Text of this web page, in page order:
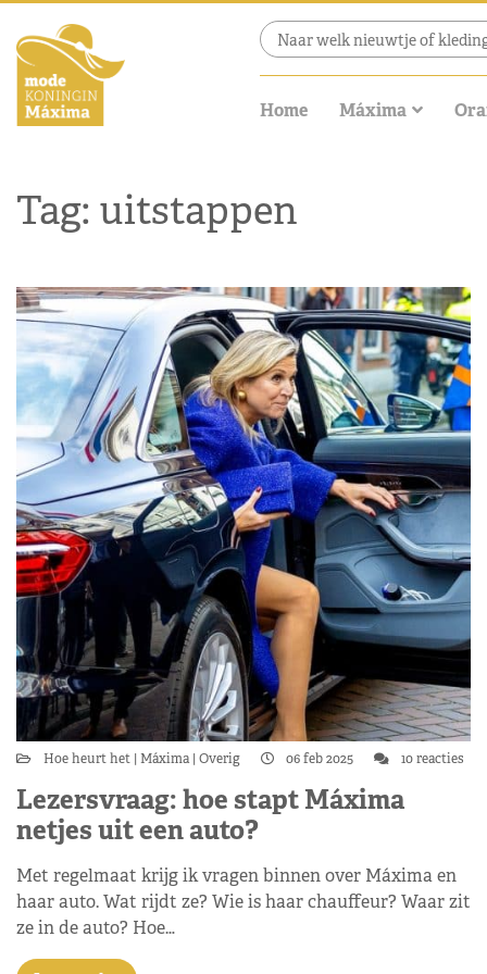
Home Máxima
Tag: uitstappen
Hoe heurt het Máxima Overig 06 feb 2025 10 reacties
Lezersvraag: hoe stapt Máxima
netjes uit een auto?
Met regelmaat krijg ik vragen binnen over Máxima en
haar auto. Wat rijdt ze? Wie is haar chauffeur? Waar zit
ze in de auto? Hoe…